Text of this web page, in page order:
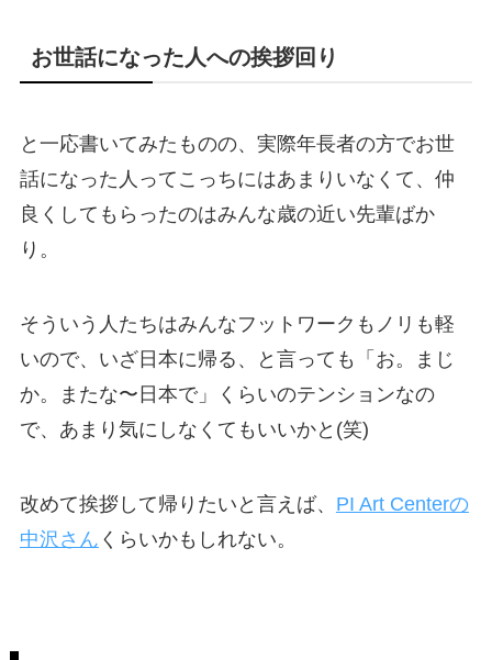
お世話になった人への挨拶回り
と一応書いてみたものの、実際年長者の方でお世
話になった人ってこっちにはあまりいなくて、仲
良くしてもらったのはみんな歳の近い先輩ばか
り。
そういう人たちはみんなフットワークもノリも軽
いので、いざ日本に帰る、と言っても「お。まじ
か。またな〜日本で」くらいのテンションなの
で、あまり気にしなくてもいいかと(笑)
改めて挨拶して帰りたいと言えば、 PI Art Centerの
中沢さん くらいかもしれない。